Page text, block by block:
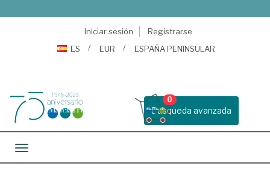
Iniciar sesión
Registrarse
ES
EUR ESPAÑA PENINSULAR
Busqueda avanzada
0
Toggle navigation